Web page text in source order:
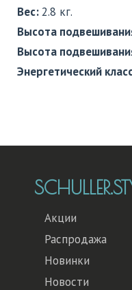
Вес:2.8 кг.
Высота
Высота
Энергетический
Акции
Распродажа
Новинки
Новости